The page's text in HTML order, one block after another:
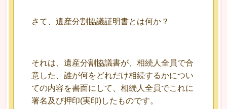
さて、遺産分割協議証明書とは何か？
それは、遺産分割協議書が、相続人全員で合
意した、誰が何をどれだけ相続するかについ
ての内容を書面にして、相続人全員でこれに
署名及び押印(実印)したものです。